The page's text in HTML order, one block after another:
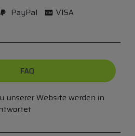
PayPal
VISA
FAQ
unserer Website werden in